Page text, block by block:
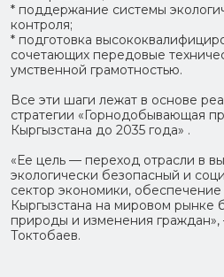
* поддержание системы
контроля;
* подготовка
сочетающих передовые
умственной грамотностью.
Все эти шаги лежат в основе
стратегии «Горнодобывающая
Кыргызстана до 2035 года» .
«Ее цель — переход отрасли в
экологически безопасный и
сектор экономики,
Кыргызстана на мировом рынке
природы и изменения
Токтобаев.